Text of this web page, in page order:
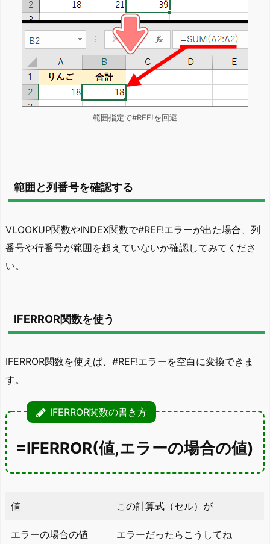
範囲指定で#REF!を回避
範囲と列番号を確認する
VLOOKUP関数やINDEX関数で#REF!エラーが出た場合、列
番号や行番号が範囲を超えていないか確認してみてくださ
い。
IFERROR関数を使う
IFERROR関数を使えば、#REF!エラーを空白に変換できま
す。
IFERROR関数の書き方
=IFERROR(値,エラーの場合の値)
値 この計算式（セル）が
エラーの場合の値 エラーだったらこうしてね